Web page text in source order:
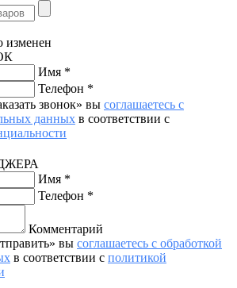
изменен
Имя *
Телефон *
звонок» вы соглашаетесь с
данных в соответствии с
Имя *
Телефон *
Комментарий
вы соглашаетесь с обработкой
в соответствии с политикой